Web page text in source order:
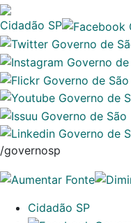
Cidadão SP
/governosp
Cidadão SP